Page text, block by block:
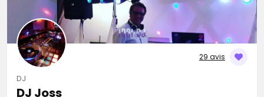
29 avis
DJ
DJ Joss